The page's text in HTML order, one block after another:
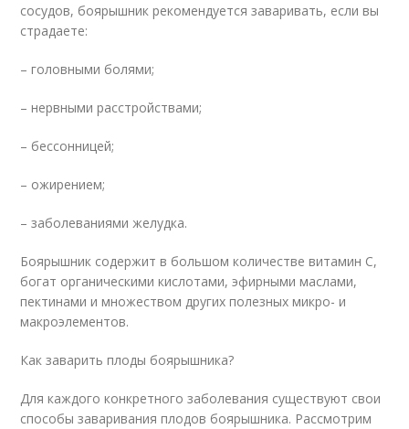
сосудов, боярышник рекомендуется заваривать, если вы
страдаете:
– головными болями;
– нервными расстройствами;
– бессонницей;
– ожирением;
– заболеваниями желудка.
Боярышник содержит в большом количестве витамин C,
богат органическими кислотами, эфирными маслами,
пектинами и множеством других полезных микро- и
макроэлементов.
Как заварить плоды боярышника?
Для каждого конкретного заболевания существуют свои
способы заваривания плодов боярышника. Рассмотрим